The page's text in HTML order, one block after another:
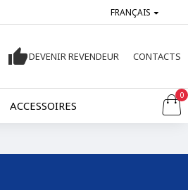
FRANÇAIS
DEVENIR REVENDEUR CONTACTS
ACCESSOIRES
0